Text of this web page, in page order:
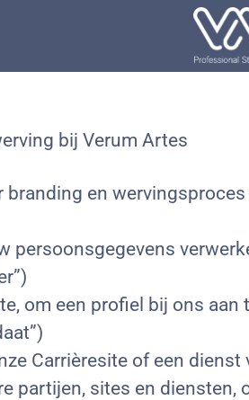
bij Verum Artes
en wervingsproces
persoonsgegevens
om een profiel bij ons
Carrièresite of een
partijen, sites en